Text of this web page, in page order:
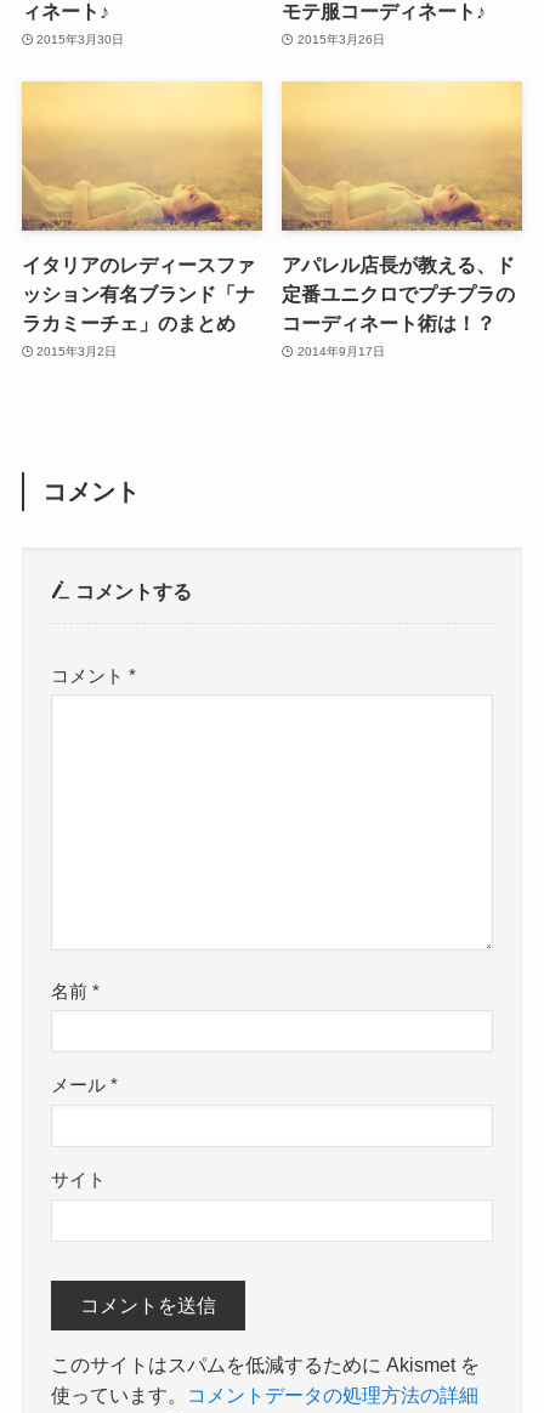
ィネート♪
2015年3月30日
モテ服コーディネート♪
2015年3月26日
イタリアのレディースファ
ッション有名ブランド「ナ
ラカミーチェ」のまとめ
2015年3月2日
アパレル店長が教える、ド
定番ユニクロでプチプラの
コーディネート術は！？
2014年9月17日
コメント
コメントする
コメント*
名前*
メール*
サイト
このサイトはスパムを低減するために Akismet を
使っています。
コメントデータの処理方法の詳細